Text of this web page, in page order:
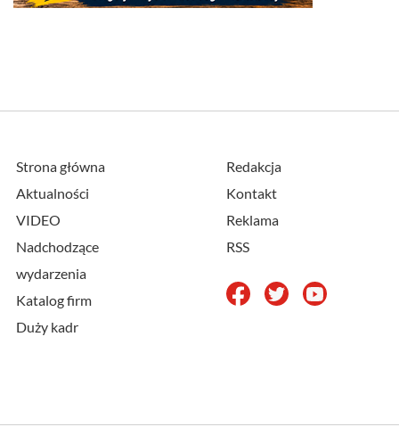
Strona główna
Aktualności
VIDEO
Nadchodzące
wydarzenia
Katalog firm
Duży kadr
Redakcja
Kontakt
Reklama
RSS